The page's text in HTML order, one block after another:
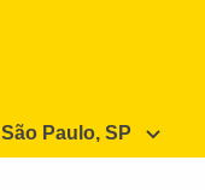
São Paulo, SP